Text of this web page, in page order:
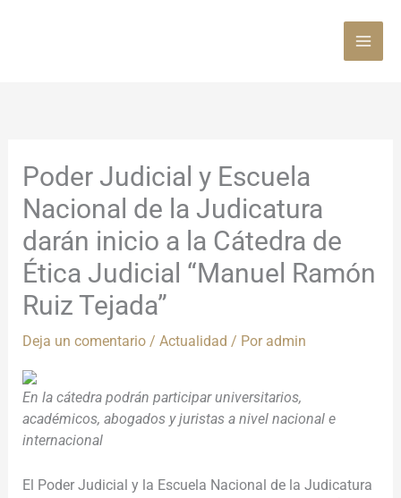
Poder Judicial y Escuela
Nacional de la Judicatura
darán inicio a la Cátedra de
Ética Judicial “Manuel Ramón
Ruiz Tejada”
Deja un comentario / Actualidad / Por admin
En la cátedra podrán participar universitarios,
académicos, abogados y juristas a nivel nacional e
internacional
El Poder Judicial y la Escuela Nacional de la Judicatura